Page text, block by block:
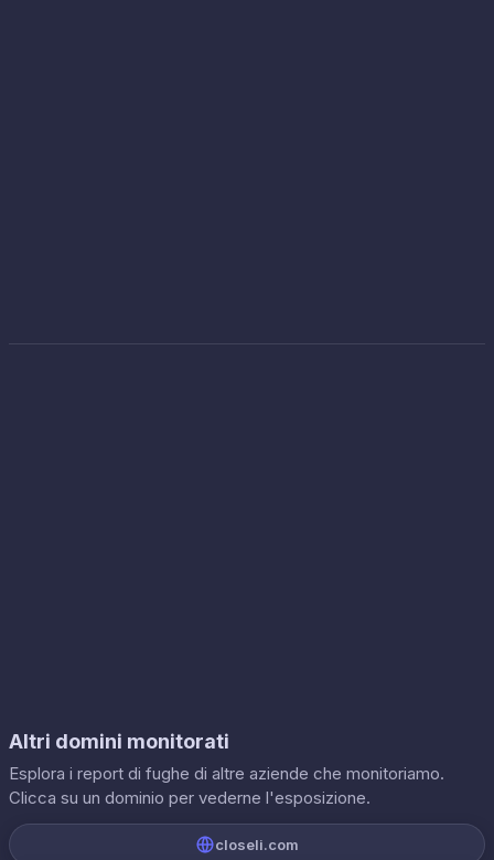
Altri domini monitorati
Esplora i report di fughe di altre aziende che monitoriamo.
Clicca su un dominio per vederne l'esposizione.
closeli.com